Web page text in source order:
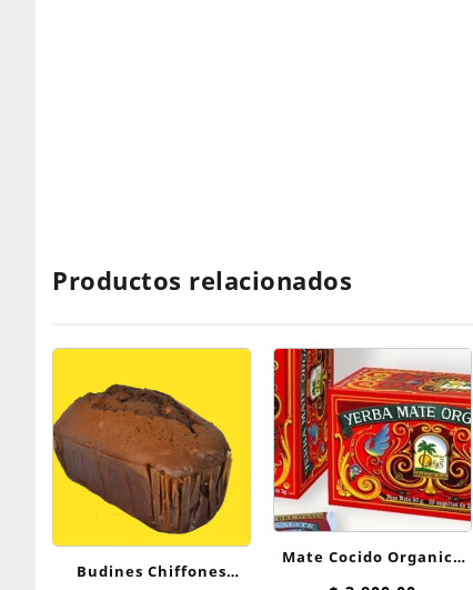
Productos relacionados
Budines Chiffones
Mate Cocido Organico
Hierbas Del Oasis x 25